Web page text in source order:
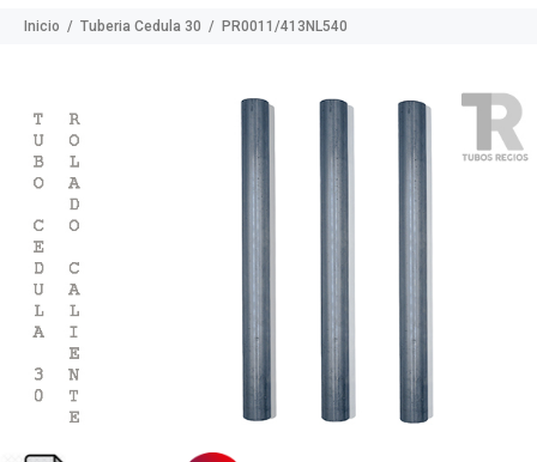
Inicio Tuberia Cedula 30 PR0011/413NL540